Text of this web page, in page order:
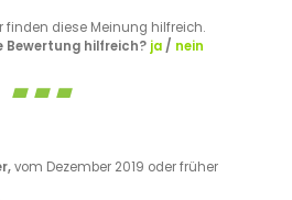
finden diese Meinung hilfreich.
Bewertung hilfreich? ja/ nein
vom Dezember 2019 oder früher